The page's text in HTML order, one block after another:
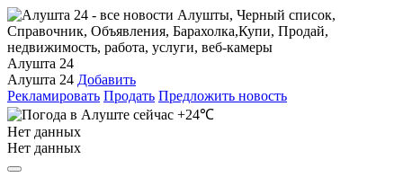
Алушта 24
Алушта 24 Добавить
Рекламировать Продать Предложить новость
+24℃
Нет данных
Нет данных